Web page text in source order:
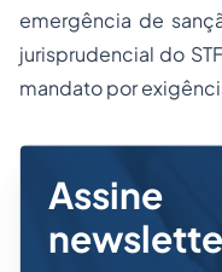
emergência de
jurisprudencial do
mandato por